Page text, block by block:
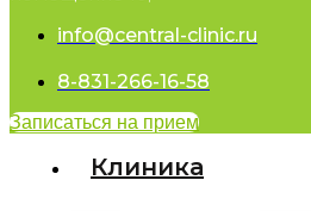
info@central-clinic.ru
8-831-266-16-58
Записаться на прием
Клиника